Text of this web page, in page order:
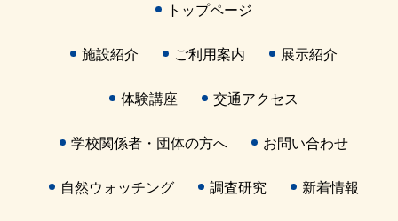
トップページ
施設紹介 ご利用案内 展示紹介
体験講座 交通アクセス
学校関係者・団体の方へ お問い合わせ
自然ウォッチング 調査研究 新着情報